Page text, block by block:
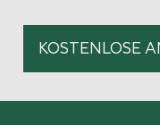
KOSTENLOSE